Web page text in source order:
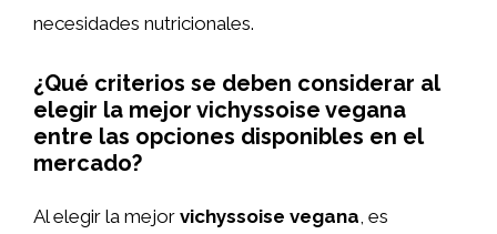
necesidades nutricionales.
¿Qué criterios se deben considerar al
elegir la mejor vichyssoise vegana
entre las opciones disponibles en el
mercado?
Al elegir la mejor vichyssoise vegana , es